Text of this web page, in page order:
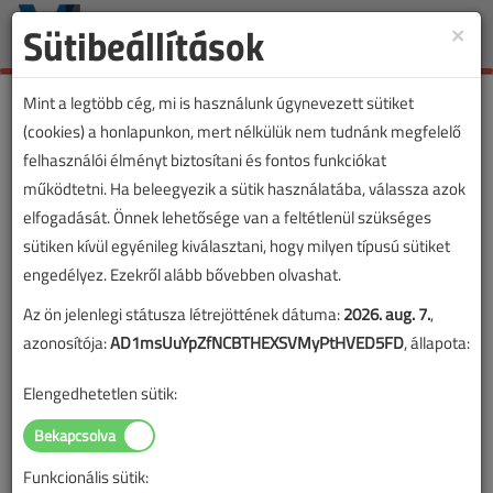
Toggle
×
Sütibeállítások
Mint a legtöbb cég, mi is használunk úgynevezett sütiket
(cookies) a honlapunkon, mert nélkülük nem tudnánk megfelelő
felhasználói élményt biztosítani és fontos funkciókat
működtetni. Ha beleegyezik a sütik használatába, válassza azok
elfogadását. Önnek lehetősége van a feltétlenül szükséges
sütiken kívül egyénileg kiválasztani, hogy milyen típusú sütiket
engedélyez. Ezekről alább bővebben olvashat.
Az ön jelenlegi státusza létrejöttének dátuma:2026. aug. 7.,
azonosítója:AD1msUuYpZfNCBTHEXSVMyPtHVED5FD, állapota:
Elengedhetetlen sütik:
Funkcionális sütik: